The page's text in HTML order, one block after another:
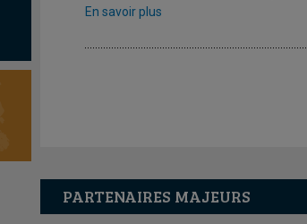
En savoir plus
PARTENAIRES MAJEURS